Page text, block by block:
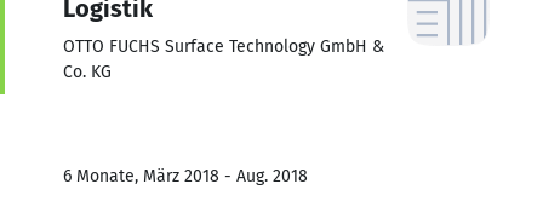
Logistik
OTTO FUCHS Surface Technology GmbH &
Co. KG
6 Monate, März 2018 - Aug. 2018